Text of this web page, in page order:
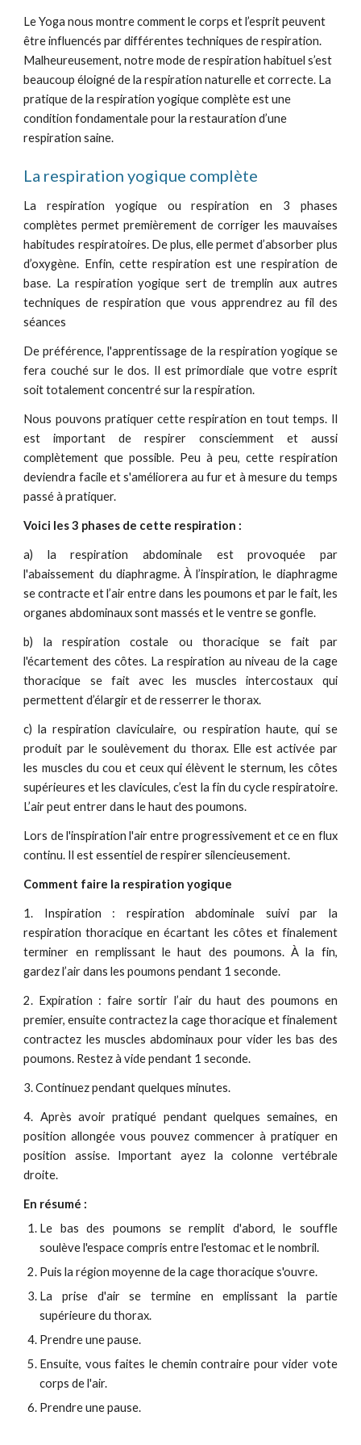
Le Yoga nous montre comment le corps et l’esprit peuvent
être influencés par différentes techniques de respiration.
Malheureusement, notre mode de respiration habituel s’est
beaucoup éloigné de la respiration naturelle et correcte. La
pratique de la respiration yogique complète est une
condition fondamentale pour la restauration d’une
respiration saine.
La respiration yogique complète
La respiration yogique ou respiration en 3 phases
complètes permet premièrement de corriger les mauvaises
habitudes respiratoires. De plus, elle permet d’absorber plus
d’oxygène. Enfin, cette respiration est une respiration de
base. La respiration yogique sert de tremplin aux autres
techniques de respiration que vous apprendrez au fil des
séances
De préférence, l'apprentissage de la respiration yogique se
fera couché sur le dos. Il est primordiale que votre esprit
soit totalement concentré sur la respiration.
Nous pouvons pratiquer cette respiration en tout temps. Il
est important de respirer consciemment et aussi
complètement que possible. Peu à peu, cette respiration
deviendra facile et s'améliorera au fur et à mesure du temps
passé à pratiquer.
Voici les 3 phases de cette respiration :
a) la respiration abdominale est provoquée par
l'abaissement du diaphragme. À l’inspiration, le diaphragme
se contracte et l’air entre dans les poumons et par le fait, les
organes abdominaux sont massés et le ventre se gonfle.
b) la respiration costale ou thoracique se fait par
l'écartement des cô­tes. La respiration au niveau de la cage
thoracique se fait avec les muscles intercostaux qui
permettent d’élargir et de resserrer le thorax.
c) la respiration claviculaire, ou respiration haute, qui se
produi­t par le soulèvement du thorax. Elle est activée par
les muscles du cou et ceux qui élèvent le sternum, les côtes
supérieures et les clavicules, c’est la fin du cycle respiratoire.
L’air peut entrer dans le haut des poumons.
Lors de l'inspiration l'air entre progressivement et ce en flux
continu. Il est essentiel de respirer silencieuse­ment.
Comment faire la respiration yogique
1. Inspiration : respiration abdominale suivi par la
respiration thoracique en écartant les côtes et finalement
terminer en remplissant le haut des poumons. À la fin,
gardez l’air dans les poumons pendant 1 seconde.
2. Expiration : faire sortir l’air du haut des poumons en
premier, ensuite contractez la cage thoracique et finalement
contractez les muscles abdominaux pour vider les bas des
poumons. Restez à vide pendant 1 seconde.
3. Continuez pendant quelques minutes.
4. Après avoir pratiqué pendant quelques semaines, en
position allongée vous pouvez commencer à pratiquer en
position assise. Important ayez la colonne vertébrale
droite.
En résumé :
Le bas des poumons se remplit d'abord, le souffle
soulève l'espace compris entre l'estomac et le nombril.
Puis la région moyenne de la cage thoracique s'ouvre.
La prise d'air se termine en emplissant la partie
supérieure du thorax.
Prendre une pause.
Ensuite, vous faites le chemin contraire pour vider vote
corps de l'air.
Prendre une pause.